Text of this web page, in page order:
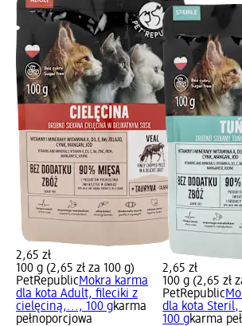
2,65 zł
100 g (2,65 zł za 100 g)
PetRepublicMokra karma
dla kota Adult, fileciki z
cielęciną,..., 100 gkarma
pełnoporcjowa
2,65 zł
100 g (2,65 zł
PetRepublic
dla kota
100 gkarma